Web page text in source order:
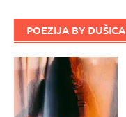
POEZIJA BY DUŠICA